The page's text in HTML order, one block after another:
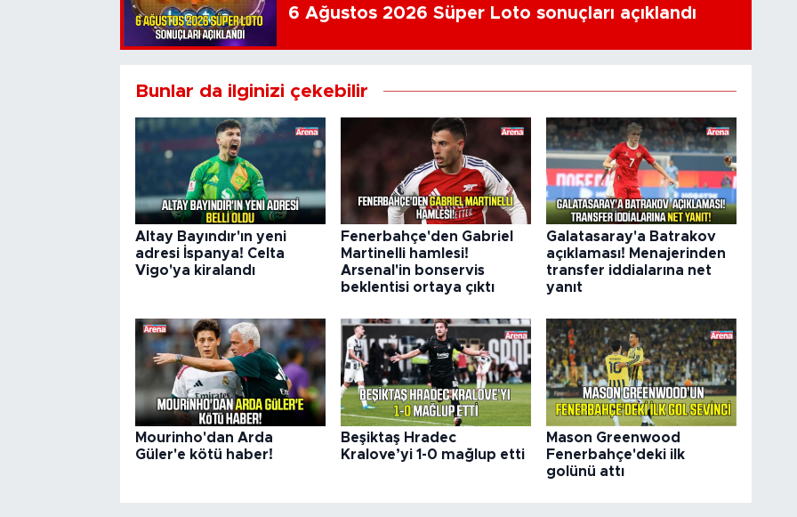
6 Ağustos 2026 Süper Loto sonuçları açıklandı
Bunlar da ilginizi çekebilir
Altay Bayındır'ın yeni
adresi İspanya! Celta
Vigo'ya kiralandı
Fenerbahçe'den Gabriel
Martinelli hamlesi!
Arsenal'in bonservis
beklentisi ortaya çıktı
Galatasaray'a Batrakov
açıklaması! Menajerinden
transfer iddialarına net
yanıt
Mourinho'dan Arda
Güler'e kötü haber!
Beşiktaş Hradec
Kralove’yi 1-0 mağlup etti
Mason Greenwood
Fenerbahçe'deki ilk
golünü attı